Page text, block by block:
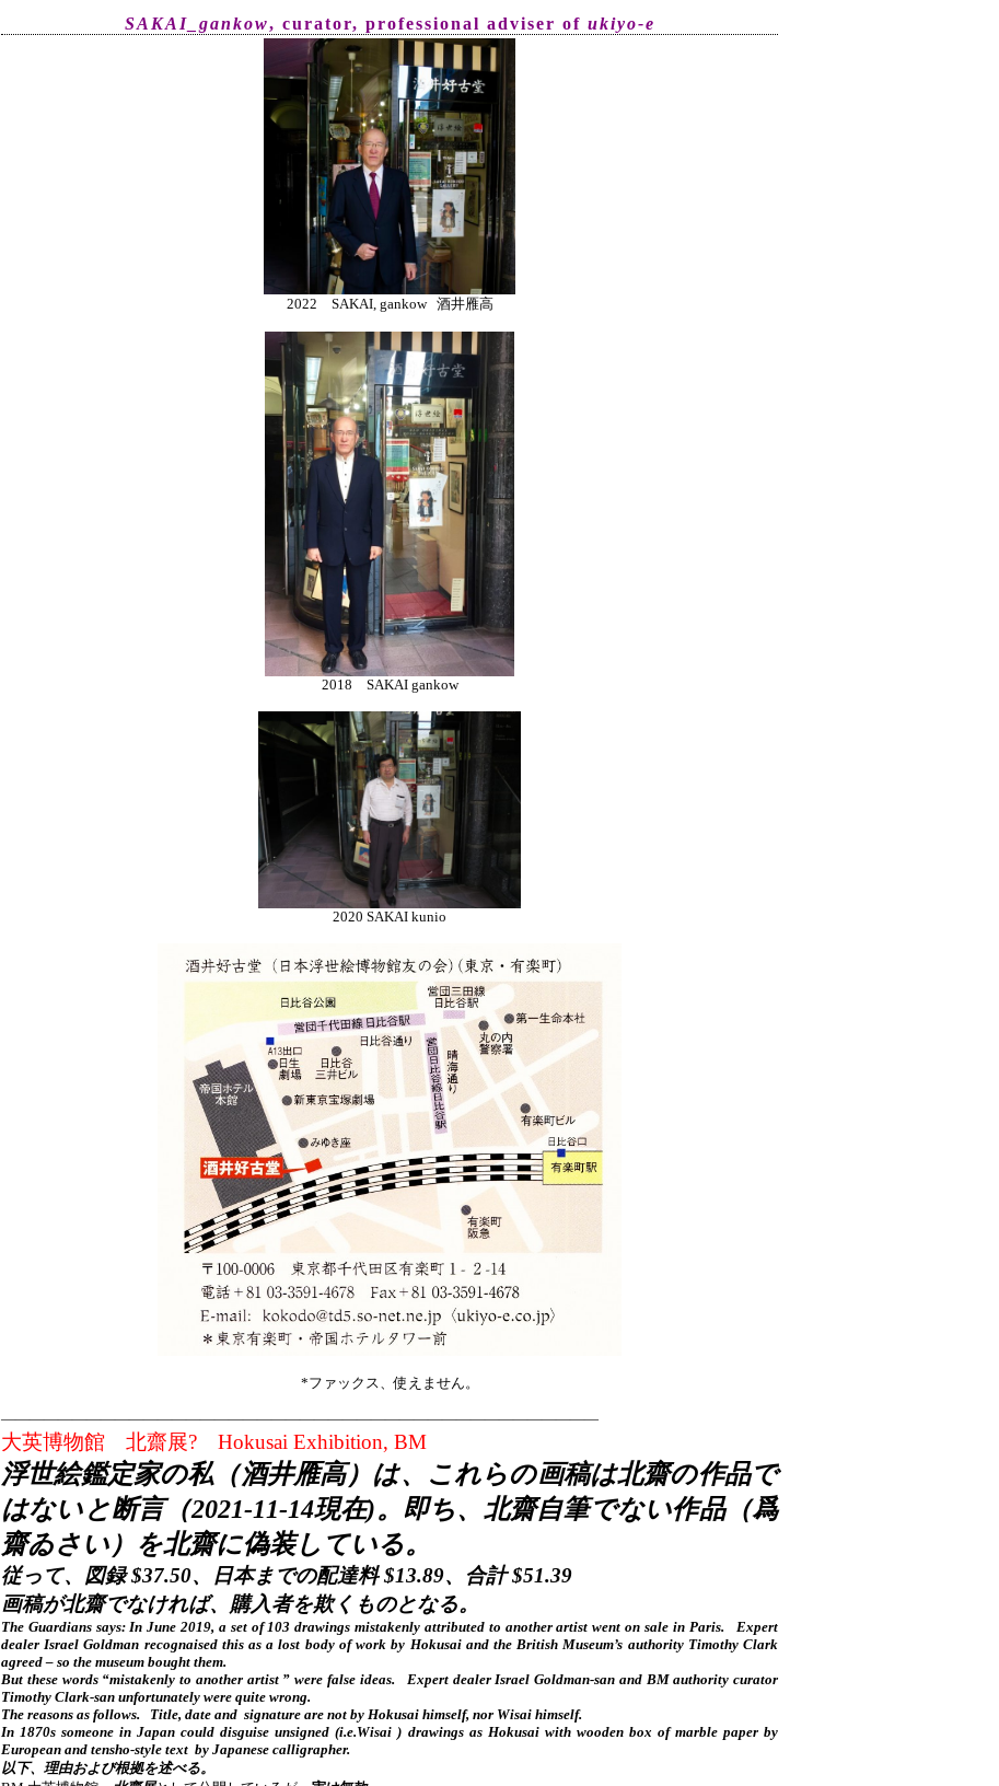
SAKAI_gankow, curator, professional adviser of ukiyo-e
2022 SAKAI, gankow 酒井雁高
2018 SAKAI gankow
2020 SAKAI kunio
*ファックス、使えません。
——————————————————————————————————————————
大英博物館 北齋展? Hokusai Exhibition, BM
浮世絵鑑定家の私（酒井雁高）は、
これらの画稿は北齋の作品で
はないと断言（2021-11-14現在)。即ち、北齋自筆でない作品（爲
齋ゐさい）を北齋に偽装している。
従って、図録 $37.50、日本までの配達料 $13.89、合計 $51.39
画稿が北齋でなければ、購入者を欺くものとなる。
The Guardians says: In June 2019, a set of 103 drawings mistakenly attributed to another artist went on sale in Paris. Expert
dealer Israel Goldman recognaised this as a lost body of work by Hokusai and the British Museum’s authority Timothy Clark
agreed – so the museum bought them.
But these words “mistakenly to another artist ” were false ideas. Expert dealer Israel Goldman-san and BM authority curator
Timothy Clark-san unfortunately were quite wrong.
The reasons as follows. Title, date and signature are not by Hokusai himself, nor Wisai himself.
In 1870s someone in Japan could disguise unsigned (i.e.Wisai ) drawings as Hokusai with wooden box of marble paper by
European and tensho-style text by Japanese calligrapher.
以下、理由および根拠を述べる。